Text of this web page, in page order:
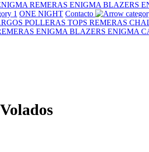
REMERAS ENIGMA BLAZERS
ONE NIGHT Contacto
POLLERAS TOPS REMERAS
ENIGMA BLAZERS ENIGMA